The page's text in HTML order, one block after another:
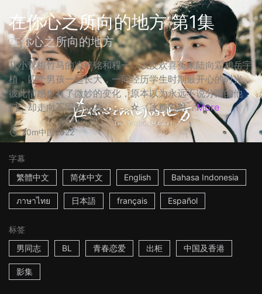
在你心之所向的地方 第1集
在你心之所向的地方
从小青梅竹马的凌梓铭和程一，以及欢喜冤家陆向霖和岳宇
植，四个男孩一起长大，一同经历学生时期最开心的时光，
彼此情感也有了微妙的变化，原本以为永远不说分离的他
们，却走向不同的方向……。 ☆《冰糖陷阱... More
20m中国2022
字幕
繁體中文
简体中文 English Bahasa Indonesia
ภาษาไทย 日本語 français Español
标签
男同志
BL 青春恋爱 出柜 中国及香港
影集